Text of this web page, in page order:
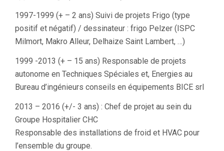
1997-1999 (+ – 2 ans) Suivi de projets Frigo (type
positif et négatif) / dessinateur : frigo Pelzer (ISPC
Milmort, Makro Alleur, Delhaize Saint Lambert, …)
1999 -2013 (+ – 15 ans) Responsable de projets
autonome en Techniques Spéciales et, Energies au
Bureau d’ingénieurs conseils en équipements BICE srl
2013 – 2016 (+/- 3 ans) : Chef de projet au sein du
Groupe Hospitalier CHC
Responsable des installations de froid et HVAC pour
l’ensemble du groupe.